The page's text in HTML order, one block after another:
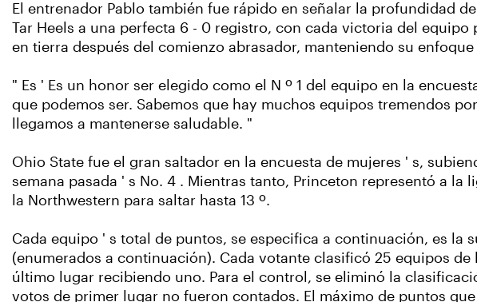
El entrenador Pablo también fue rápido en señalar la profundidad
Tar Heels a una perfecta 6 - 0 registro, con cada victoria del
en tierra después del comienzo abrasador, manteniendo su
" Es ' Es un honor ser elegido como el N º 1 del equipo en la
que podemos ser. Sabemos que hay muchos equipos tremendos
llegamos a mantenerse saludable. "
Ohio State fue el gran saltador en la encuesta de mujeres ' s,
semana pasada ' s No. 4 . Mientras tanto, Princeton representó a
la Northwestern para saltar hasta 13 º.
Cada equipo ' s total de puntos, se especifica a continuación, es la
(enumerados a continuación). Cada votante clasificó 25 equipos
último lugar recibiendo uno. Para el control, se eliminó la
votos de primer lugar no fueron contados. El máximo de puntos